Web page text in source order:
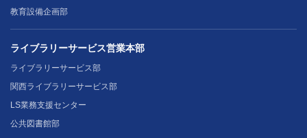
教育設備企画部
ライブラリーサービス営業本部
ライブラリーサービス部
関西ライブラリーサービス部
LS業務支援センター
公共図書館部